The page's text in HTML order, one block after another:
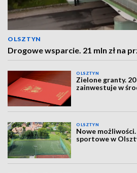
OLSZTYN
Drogowe wsparcie. 21 mln zł na
OLSZTYN
Zielone granty.
zainwestuje w
OLSZTYN
Nowe
sportowe w